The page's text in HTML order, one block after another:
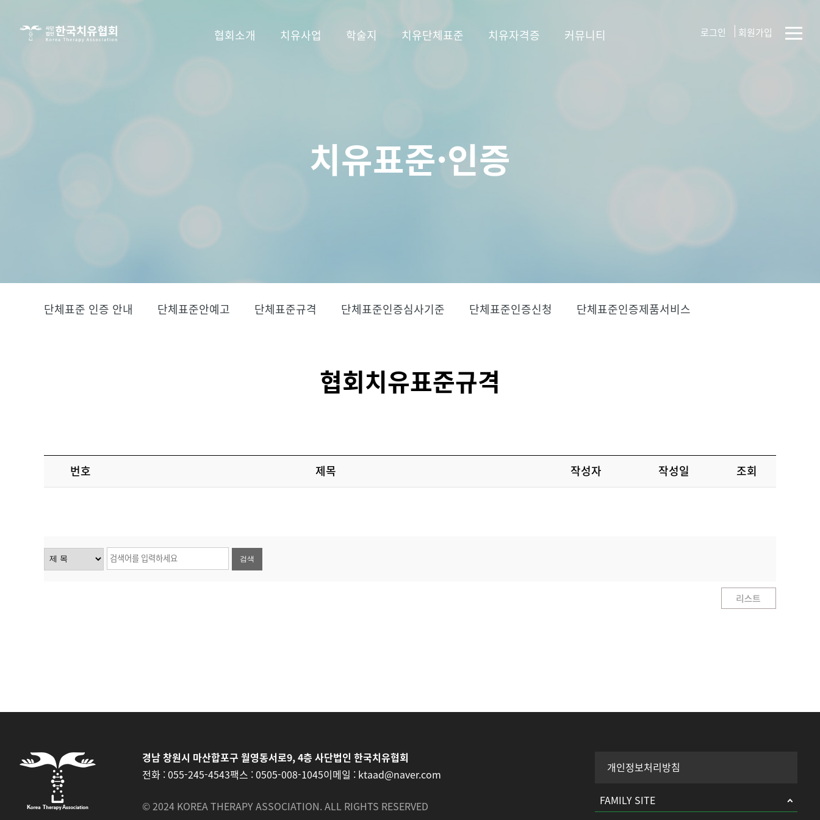
사단법인
협회소개 치유사업 학술지 치유단체표준 치유자격증 커뮤니티 로그인 회원가입
치유표준·인증
단체표준 인증 안내 단체표준안예고 단체표준규격 단체표준인증심사기준 단체표준인증신청 단체표준인증제품서비스
협회치유표준규격
번호 제목 작성자 작성일 조회
검색
경남 창원시 마산합포구 월영동서로9, 4층 사단법인 한국치유협회
전화 : 055-245-4543팩스 : 0505-008-1045이메일 : ktaad@naver.com
© 2024 KOREA THERAPY ASSOCIATION. ALL RIGHTS RESERVED
개인정보처리방침
FAMILY SITE